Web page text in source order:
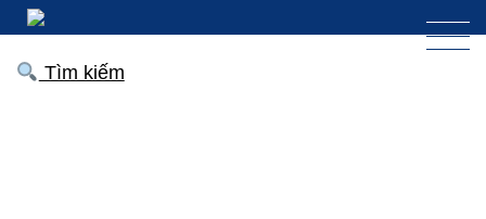
Tìm kiếm